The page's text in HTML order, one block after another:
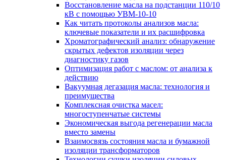
Восстановление масла на подстанции 110/10
кВ с помощью УВМ-10-10
Как читать протоколы анализов масла:
ключевые показатели и их расшифровка
Хроматографический анализ: обнаружение
скрытых дефектов изоляции через
диагностику газов
Оптимизация работ с маслом: от анализа к
действию
Вакуумная дегазация масла: технология и
преимущества
Комплексная очистка масел:
многоступенчатые системы
Экономическая выгода регенерации масла
вместо замены
Взаимосвязь состояния масла и бумажной
изоляции трансформаторов